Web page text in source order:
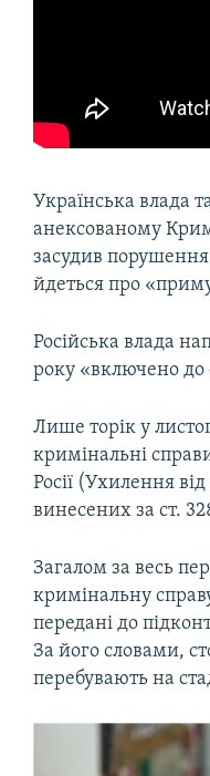
Українська влада
анексованому
засудив
йдеться про
Російська влада
року «включено до
Лише торік у
кримінальні
Росії (Ухилення
винесених за ст.
Загалом за весь
кримінальну
передані до
За його словами,
перебувають на